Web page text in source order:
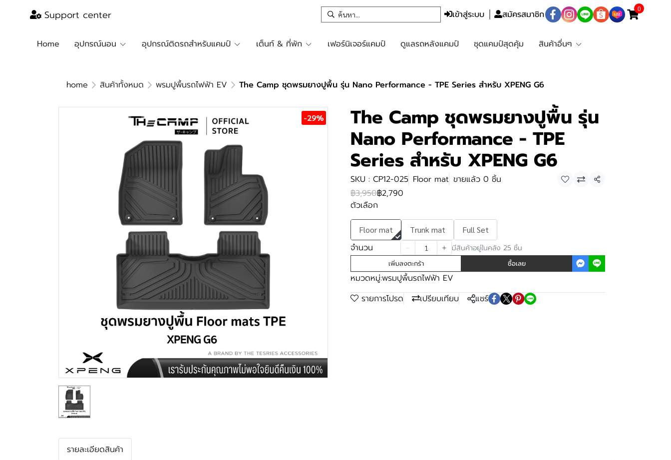
Support center เข้าสู่ระบบ สมัครสมาชิก 0
Home อุปกรณ์นอน อุปกรณ์ติดรถสำหรับแคมป์ เต็นท์ & ที่พัก เฟอร์นิเจอร์แคมป์ ดูแลรถหลังแคมป์ ชุดแคมป์สุดคุ้ม สินค้าอื่นๆ
home สินค้าทั้งหมด พรมปูพื้นรถไฟฟ้า EV The Camp ชุดพรมยางปูพื้น รุ่น Nano Performance - TPE Series สำหรับ XPENG G6
-29% The Camp ชุดพรมยางปูพื้น รุ่น
Nano Performance - TPE
Series สำหรับ XPENG G6
SKU : CP12-025 Floor mat ขายแล้ว 0 ชิ้น แชร์
฿3,950฿2,790
ตัวเลือก
Floor mat Trunk mat Full Set
จำนวน มีสินค้าอยู่ในคลัง 25 ชิ้น
เพิ่มลงตะกร้า ซื้อเลย
หมวดหมู่:พรมปูพื้นรถไฟฟ้า EV
รายการโปรด
เปรียบเทียบ แชร์
รายละเอียดสินค้า